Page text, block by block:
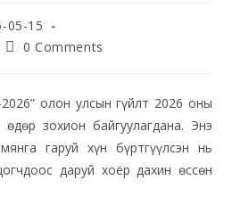
05-15
0 Comments
олон улсын гүйлт 2026 оны
зохион байгуулагдана. Энэ
гаруй хүн бүртгүүлсэн нь
даруй хоёр дахин өссөн